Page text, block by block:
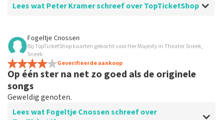
Lees wat Peter Kramer schreef over TopTicketShop
Beoordeling van Peter Kramer over
Prima
Makkelijk reserveren van tickets en prima geregeld zo.
Fogeltje Cnossen
Bij TopTicketShop kaarten gekocht voor Her Majesty in Theater Sneek,
Sneek
Geverifieerde aankoop
Op één ster na net zo goed als de originele
songs
Geweldig genoten.
Lees wat Fogeltje Cnossen schreef over